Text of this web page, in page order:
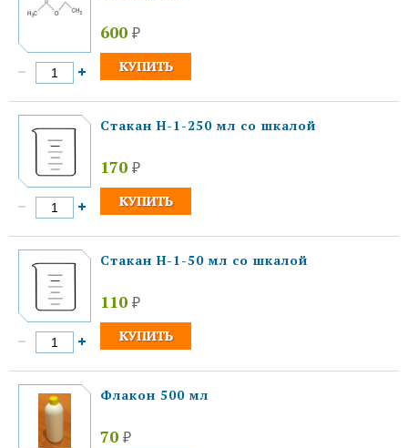
600 ₽
Стакан Н-1-250 мл со шкалой
170 ₽
Стакан Н-1-50 мл со шкалой
110 ₽
Флакон 500 мл
70 ₽